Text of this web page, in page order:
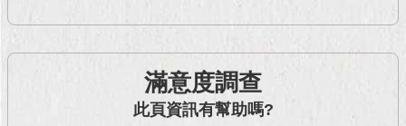
主
滿意度調查
此頁資訊有幫助嗎?